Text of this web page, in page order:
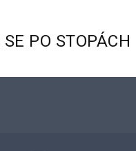
SE PO STOPÁCH